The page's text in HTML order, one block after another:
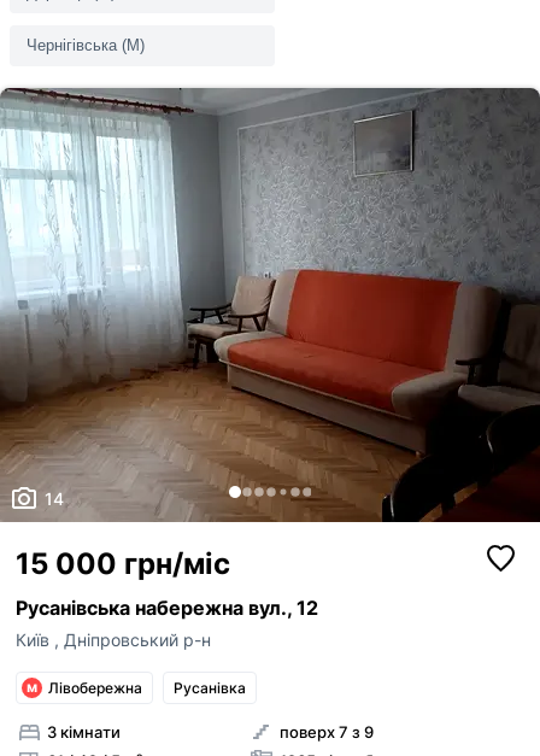
Чернігівська (M)
14
15 000 грн/міс
Русанівська набережна вул., 12
Київ , Дніпровський р-н
Лівобережна Русанівка
3 кімнати
поверх 7 з 9